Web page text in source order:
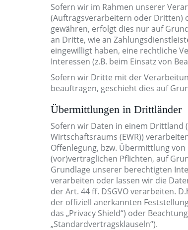
Sofern wir im Rahmen unserer
(Auftragsverarbeitern oder Dritten)
gewähren, erfolgt dies nur auf
an Dritte, wie an
eingewilligt haben, eine rechtliche
Interessen (z.B. beim Einsatz von
Sofern wir Dritte mit der
beauftragen, geschieht dies auf
Übermittlungen in Drittländer
Sofern wir Daten in einem Drittland
Wirtschaftsraums (EWR))
Offenlegung, bzw. Übermittlung
(vor)vertraglichen Pflichten, auf
Grundlage unserer berechtigten
verarbeiten oder lassen wir die
der Art. 44 ff. DSGVO verarbeiten.
der offiziell anerkannten
das „Privacy Shield“) oder
„Standardvertragsklauseln“).